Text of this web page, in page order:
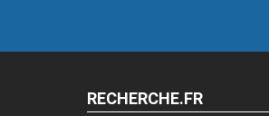
RECHERCHE.FR